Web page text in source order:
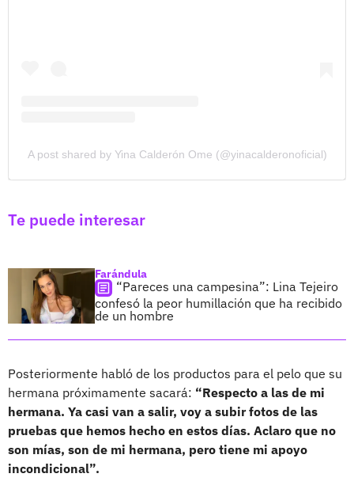
A post shared by Yina Calderón Ome (@yinacalderonoficial)
Te puede interesar
Farándula
“Pareces una campesina”: Lina Tejeiro
confesó la peor humillación que ha recibido
de un hombre
Posteriormente habló de los productos para el pelo que su
hermana próximamente sacará: “Respecto a las de mi
hermana. Ya casi van a salir, voy a subir fotos de las
pruebas que hemos hecho en estos días. Aclaro que no
son mías, son de mi hermana, pero tiene mi apoyo
incondicional”.